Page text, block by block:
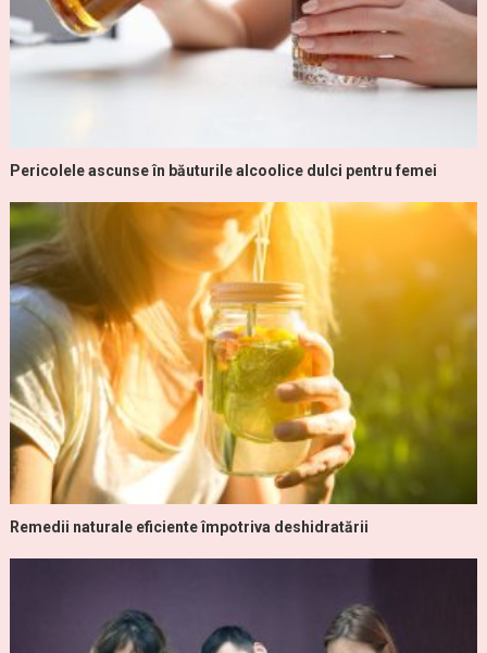
Pericolele ascunse în băuturile alcoolice dulci pentru femei
Remedii naturale eficiente împotriva deshidratării